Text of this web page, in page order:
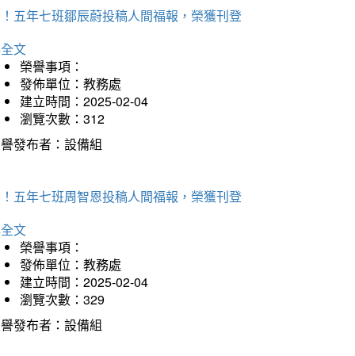
五年七班鄒辰蔚投稿人間福報，榮獲刊登
文
榮譽事項：
發佈單位：教務處
建立時間：2025-02-04
瀏覽次數：312
發布者：設備組
五年七班周智恩投稿人間福報，榮獲刊登
文
榮譽事項：
發佈單位：教務處
建立時間：2025-02-04
瀏覽次數：329
發布者：設備組